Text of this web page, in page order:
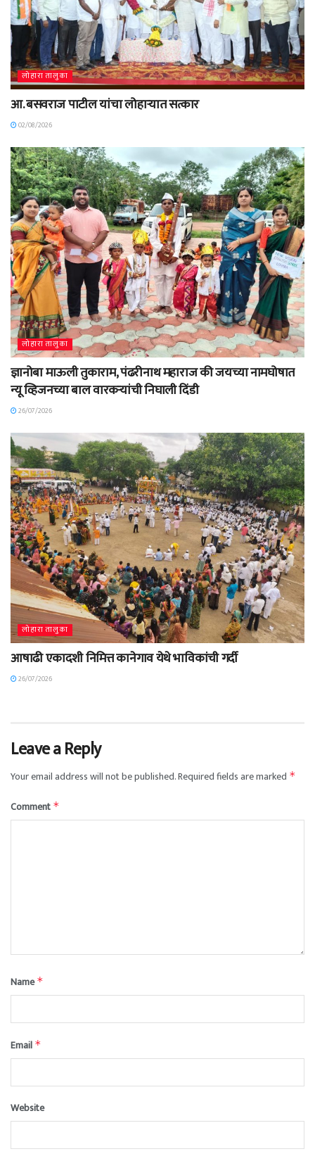
लोहारा तालुका
आ. बसवराज पाटील यांचा लोहाऱ्यात सत्कार
02/08/2026
लोहारा तालुका
ज्ञानोबा माऊली तुकाराम, पंढरीनाथ महाराज की जयच्या नामघोषात
न्यू व्हिजनच्या बाल वारकऱ्यांची निघाली दिंडी
26/07/2026
लोहारा तालुका
आषाढी एकादशी निमित्त कानेगाव येथे भाविकांची गर्दी
26/07/2026
Leave a Reply
Your email address will not be published.Required fields are marked *
Comment *
Name*
Email *
Website